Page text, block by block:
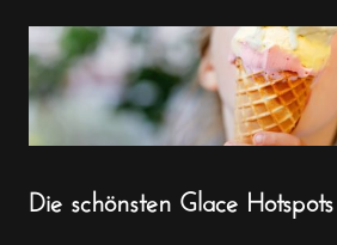
Die schönsten Glace